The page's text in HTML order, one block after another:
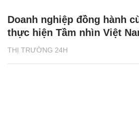
THỊ TRƯỜNG 24H
Doanh nghiệp đồng hành
thực hiện Tầm nhìn Việt